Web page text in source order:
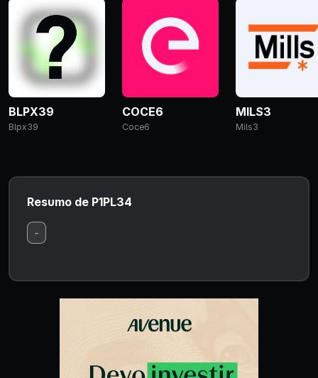
BLPX39
Blpx39
COCE6
Coce6
MILS3
Mils3
Resumo de P1PL34
-